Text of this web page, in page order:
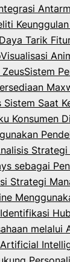
Daya Tarik
Visualisasi
Sistem
Sistem Saat
Konsumen
sebagai
Strategi
Identifikasi
melalui